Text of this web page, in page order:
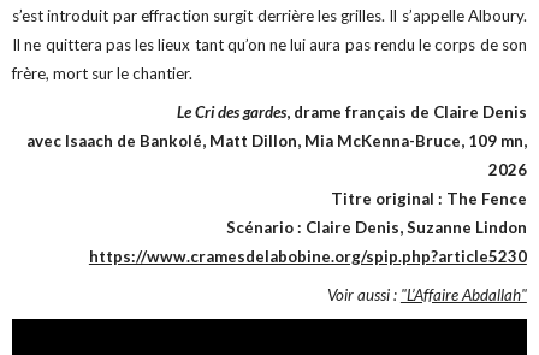
s’est introduit par effraction surgit derrière les grilles. Il s’appelle Alboury.
Il ne quittera pas les lieux tant qu’on ne lui aura pas rendu le corps de son
frère, mort sur le chantier.
Le Cri des gardes, drame français de Claire Denis
avec Isaach de Bankolé, Matt Dillon, Mia McKenna-Bruce, 109 mn,
2026
Titre original : The Fence
Scénario : Claire Denis, Suzanne Lindon
https://www.cramesdelabobine.org/spip.php?article5230
Voir aussi : "L’Affaire Abdallah"